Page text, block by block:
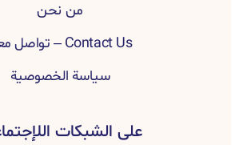
من نحن
Contact Us – تواصل معنا
سياسة الخصوصية
على الشبكات